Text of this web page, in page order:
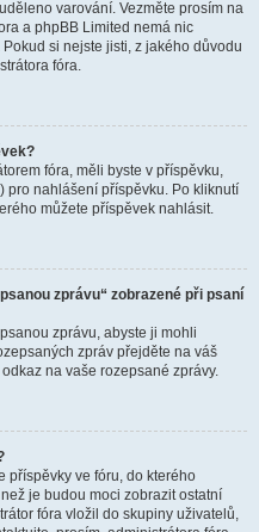
varování. Vezměte prosím na
a phpBB Limited nemá nic
si nejste jisti, z jakého důvodu
fóra.
fóra, měli byste v příspěvku,
pro nahlášení příspěvku. Po kliknutí
můžete příspěvek nahlásit.
zprávu“ zobrazené při psaní
zprávu, abyste ji mohli
zpráv přejděte na váš
na vaše rozepsané zprávy.
příspěvky ve fóru, do kterého
je budou moci zobrazit ostatní
fóra vložil do skupiny uživatelů,